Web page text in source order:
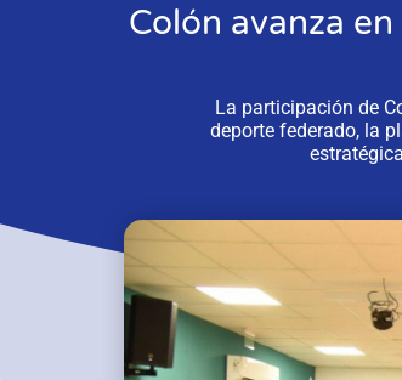
Colón avanza
La participación de
deporte federado, la